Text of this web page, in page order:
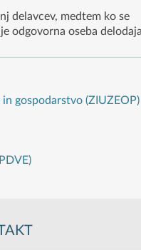
delavcev, medtem ko se
odgovorna oseba
gospodarstvo (ZIUZEOP)